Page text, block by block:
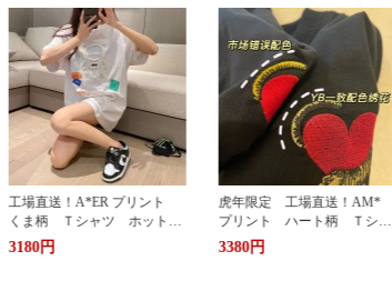
虎年限定 工場直送！AM*
プリント ハート柄 Ｔシャ
ツ ホットプリント 半袖
男女兼用 ユニセックス お
3380円
工場直送！A*ER プリント
Ｔシャツ ホットプリント
半袖 男女兼用 ユニセック
ス おしゃれ ストリート
2980円